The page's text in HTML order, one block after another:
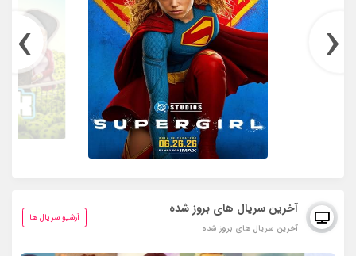
‹
›
آخرین سریال های بروز شده
آخرین سریال های بروز شده
آرشیو سریال ها